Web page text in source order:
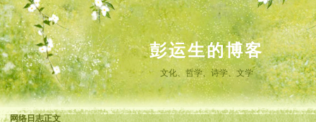
彭运生的博客
文化、哲学、诗学、文学
网络日志正文